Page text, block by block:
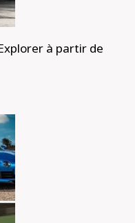
à partir de